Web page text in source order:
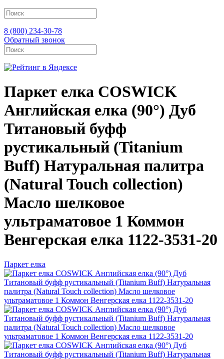
8 (800) 234-30-78
Обратный звонок
Паркет елка COSWICK
Английская елка (90°) Дуб
Титановый буфф
рустикальный (Titanium
Buff) Натуральная палитра
(Natural Touch collection)
Масло шелковое
ультраматовое 1 Коммон
Венгерская елка 1122-3531-20
Паркет елка